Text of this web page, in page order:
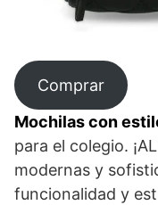
Comprar
Mochilas con
para el colegio.
modernas y
funcionalidad y